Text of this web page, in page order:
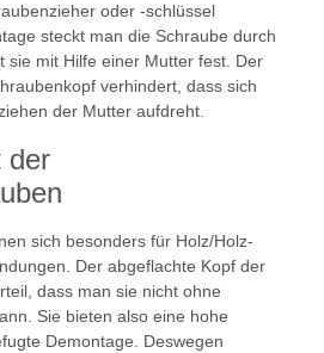
oder -schlüssel
steckt man die Schraube durch
sie mit Hilfe einer Mutter fest. Der
verhindert, dass sich
der Mutter aufdreht.
der
sich besonders für Holz/Holz-
Der abgeflachte Kopf der
dass man sie nicht ohne
Sie bieten also eine hohe
Demontage. Deswegen